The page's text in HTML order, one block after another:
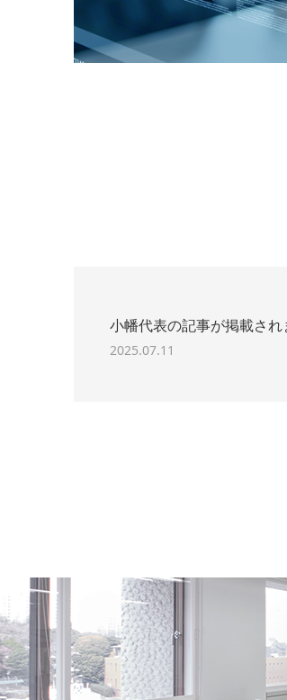
小幡代表の記事が掲載され
2025.07.11